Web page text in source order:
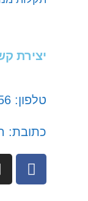
יצירת
טלפון: 073-2726056
כתובת: הסתת